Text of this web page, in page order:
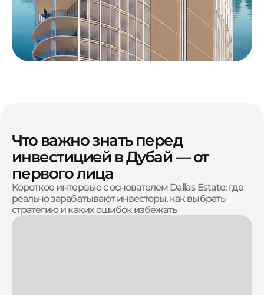
Что важно знать перед
инвестицией в Дубай — от
первого лица
Короткое интервью с основателем Dallas Estate: где
реально зарабатывают инвесторы, как выбрать
стратегию и каких ошибок избежать